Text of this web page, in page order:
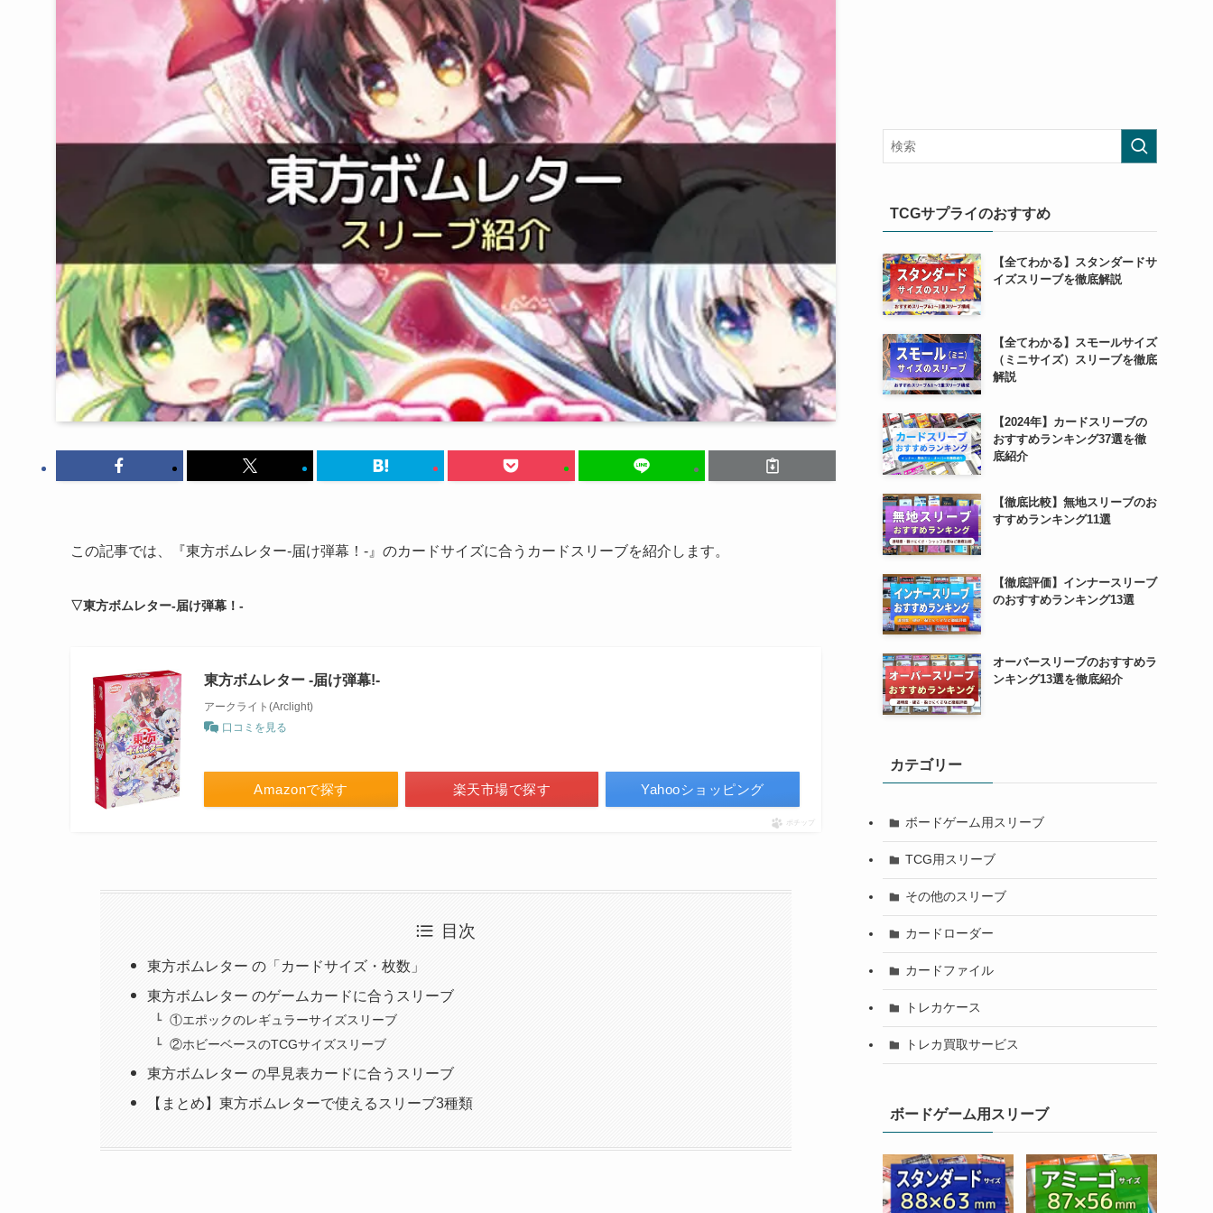
この記事では、『東方ボムレター-届け弾幕！-』のカードサイズに合うカードスリーブを紹介します。
▽東方ボムレター-届け弾幕！-
東方ボムレター -届け弾幕!-
アークライト(Arclight)
口コミを見る
Amazonで探す 楽天市場で探す Yahooショッピング
ポチップ
目次
東方ボムレター の「カードサイズ・枚数」
東方ボムレター のゲームカードに合うスリーブ
①エポックのレギュラーサイズスリーブ
②ホビーベースのTCGサイズスリーブ
東方ボムレター の早見表カードに合うスリーブ
【まとめ】東方ボムレターで使えるスリーブ3種類
TCGサプライのおすすめ
【全てわかる】スタンダードサ
イズスリーブを徹底解説
【全てわかる】スモールサイズ
（ミニサイズ）スリーブを徹底
解説
【2024年】カードスリーブの
おすすめランキング37選を徹
底紹介
【徹底比較】無地スリーブのお
すすめランキング11選
【徹底評価】インナースリーブ
のおすすめランキング13選
オーバースリーブのおすすめラ
ンキング13選を徹底紹介
カテゴリー
ボードゲーム用スリーブ
TCG用スリーブ
その他のスリーブ
カードローダー
カードファイル
トレカケース
トレカ買取サービス
ボードゲーム用スリーブ